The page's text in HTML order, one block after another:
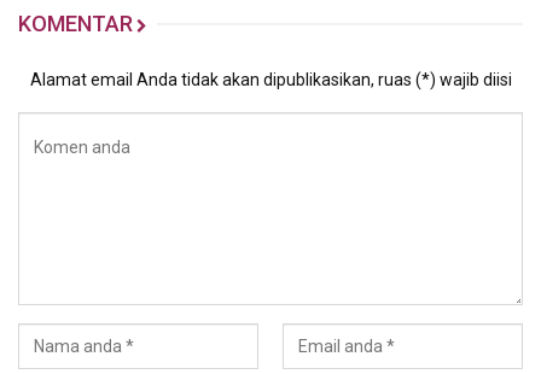
KOMENTAR
Alamat email Anda tidak akan dipublikasikan, ruas (*) wajib diisi